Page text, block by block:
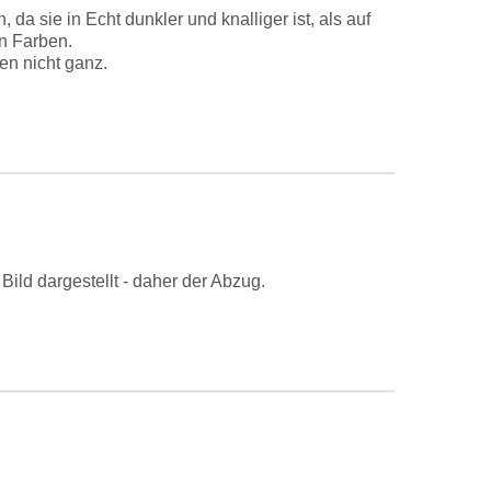
da sie in Echt dunkler und knalliger ist, als auf
Farben.
nicht ganz.
dargestellt - daher der Abzug.